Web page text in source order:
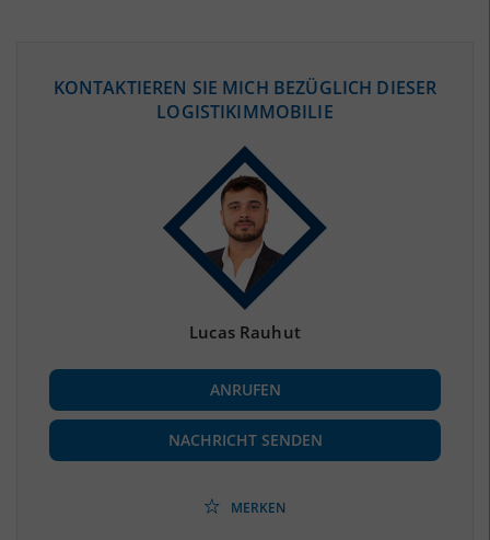
(STAND: 12/2019)
(Landkreis / Kreisfreie Stadt)
BESCHÄFTIGUNG
Beschäftigte
(Landkreis / Kreisfreie Stadt)
KONTAKTIEREN SIE MICH BEZÜGLICH DIESER
LOGISTIKIMMOBILIE
Lucas Rauhut
ANRUFEN
NACHRICHT SENDEN
MERKEN